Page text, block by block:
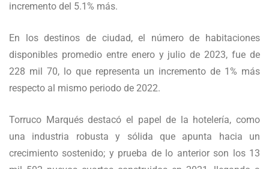
incremento del 5.1% más.
En los destinos de ciudad, el número de habitaciones
disponibles promedio entre enero y julio de 2023, fue de
228 mil 70, lo que representa un incremento de 1% más
respecto al mismo periodo de 2022.
Torruco Marqués destacó el papel de la hotelería, como
una industria robusta y sólida que apunta hacia un
crecimiento sostenido; y prueba de lo anterior son los 13